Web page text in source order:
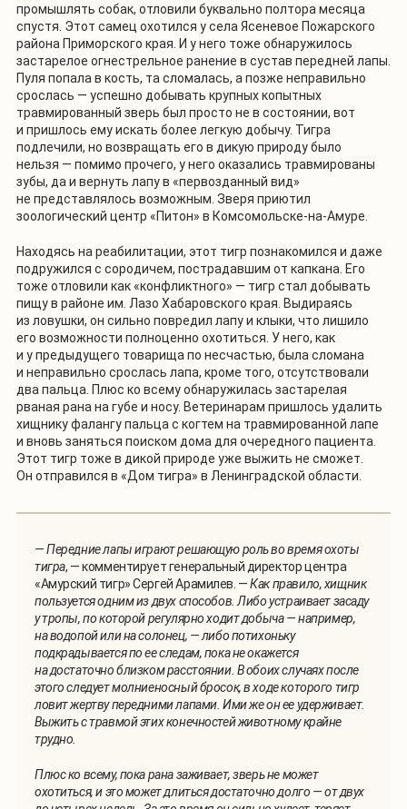
промышлять собак, отловили буквально полтора месяца
спустя. Этот самец охотился у села Ясеневое Пожарского
района Приморского края. И у него тоже обнаружилось
застарелое огнестрельное ранение в сустав передней лапы.
Пуля попала в кость, та сломалась, а позже неправильно
срослась — успешно добывать крупных копытных
травмированный зверь был просто не в состоянии, вот
и пришлось ему искать более легкую добычу. Тигра
подлечили, но возвращать его в дикую природу было
нельзя — помимо прочего, у него оказались травмированы
зубы, да и вернуть лапу в «первозданный вид»
не представлялось возможным. Зверя приютил
зоологический центр «Питон» в Комсомольске-на-Амуре.
Находясь на реабилитации, этот тигр познакомился и даже
подружился с сородичем, пострадавшим от капкана. Его
тоже отловили как «конфликтного» — тигр стал добывать
пищу в районе им. Лазо Хабаровского края. Выдираясь
из ловушки, он сильно повредил лапу и клыки, что лишило
его возможности полноценно охотиться. У него, как
и у предыдущего товарища по несчастью, была сломана
и неправильно срослась лапа, кроме того, отсутствовали
два пальца. Плюс ко всему обнаружилась застарелая
рваная рана на губе и носу. Ветеринарам пришлось удалить
хищнику фалангу пальца с когтем на травмированной лапе
и вновь заняться поиском дома для очередного пациента.
Этот тигр тоже в дикой природе уже выжить не сможет.
Он отправился в «Дом тигра» в Ленинградской области.
— Передние лапы играют решающую роль во время охоты
тигра, — комментирует генеральный директор центра
«Амурский тигр» Сергей Арамилев. —Как правило, хищник
пользуется одним из двух способов. Либо устраивает засаду
у тропы, по которой регулярно ходит добыча — например,
на водопой или на солонец, — либо потихоньку
подкрадывается по ее следам, пока не окажется
на достаточно близком расстоянии. В обоих случаях после
этого следует молниеносный бросок, в ходе которого тигр
ловит жертву передними лапами. Ими же он ее удерживает.
Выжить с травмой этих конечностей животному крайне
трудно.
Плюс ко всему, пока рана заживает, зверь не может
охотиться, и это может длиться достаточно долго — от двух